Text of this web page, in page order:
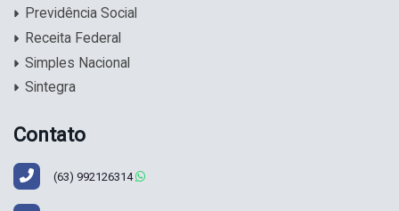
Previdência Social
Receita Federal
Simples Nacional
Sintegra
Contato
(63) 992126314